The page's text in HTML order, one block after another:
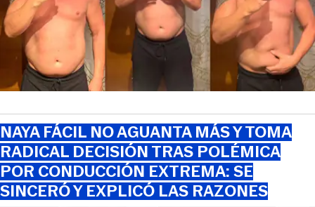
NAYA FÁCIL NO AGUANTA MÁS Y TOMA
RADICAL DECISIÓN TRAS POLÉMICA
POR CONDUCCIÓN EXTREMA: SE
SINCERÓ Y EXPLICÓ LAS RAZONES